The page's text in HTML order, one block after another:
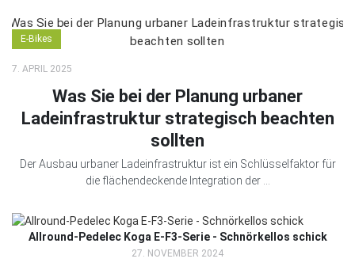
E-Bikes
7. APRIL 2025
Was Sie bei der Planung urbaner
Ladeinfrastruktur strategisch beachten
sollten
Der Ausbau urbaner Ladeinfrastruktur ist ein Schlüsselfaktor für
die flächendeckende Integration der ...
Allround-Pedelec Koga E-F3-Serie - Schnörkellos schick
27. NOVEMBER 2024